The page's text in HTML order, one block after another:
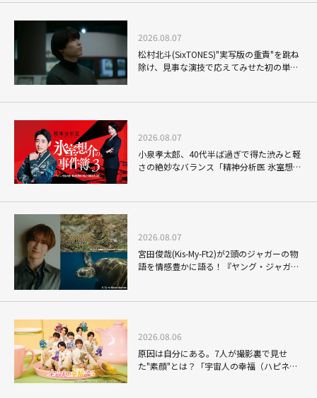
2026.08.07
松村北斗(SixTONES)"実写版の重責"を跳ね
除け、見事な演技で応えてみせた初の単独
2026.08.07
小泉孝太郎、40代半ば過ぎで得た渋みと軽
さの絶妙なバランス「精神分析医 氷室想介
2026.08.07
宮田俊哉(Kis-My-Ft2)が2頭のジャガーの物
語を情感豊かに語る！『ヤング・ジャガ
ナレーションの妙
2026.08.06
原因は自分にある。7人が撮影裏で見せ
た"素顔"とは？「宇宙人の幸福（ハピネ